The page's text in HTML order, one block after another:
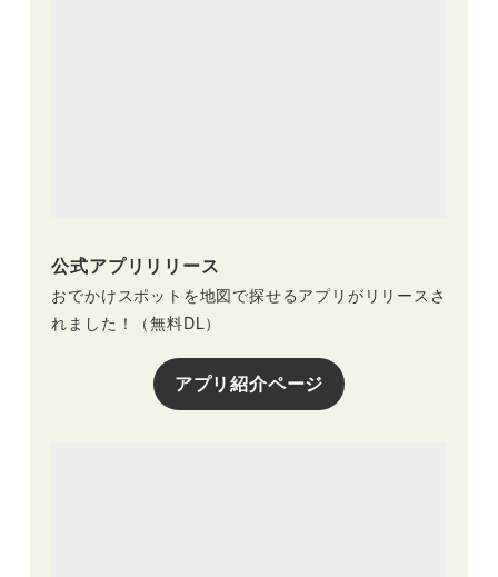
公式アプリリリース
おでかけスポットを地図で探せるアプリがリリースさ
れました！（無料DL）
アプリ紹介ページ